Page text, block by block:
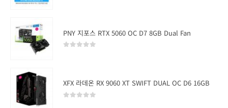
PNY 지포스 RTX 5060 OC D7 8GB Dual Fan
XFX 라데온 RX 9060 XT SWIFT DUAL OC D6 16GB